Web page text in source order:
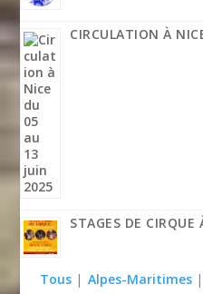
CIRCULATION À
STAGES DE
Tous | Alpes-Maritimes |